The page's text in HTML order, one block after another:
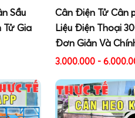
Sầu
Tử Gia
Cân Điện Tử Cân
Liệu Điện Thoại
Đơn Giản Và
3.000.000 -